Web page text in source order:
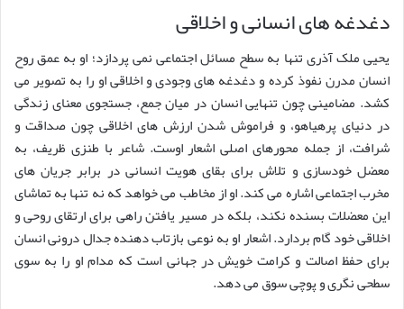
دغدغه های انسانی و اخلاقی
یحیی ملک آذری تنها به سطح مسائل اجتماعی نمی پردازد؛ او به عمق روح
انسان مدرن نفوذ کرده و دغدغه های وجودی و اخلاقی او را به تصویر می
کشد. مضامینی چون تنهایی انسان در میان جمع، جستجوی معنای زندگی
در دنیای پرهیاهو، و فراموش شدن ارزش های اخلاقی چون صداقت و
شرافت، از جمله محورهای اصلی اشعار اوست. شاعر با طنزی ظریف، به
معضل خودسازی و تلاش برای بقای هویت انسانی در برابر جریان های
مخرب اجتماعی اشاره می کند. او از مخاطب می خواهد که نه تنها به تماشای
این معضلات بسنده نکند، بلکه در مسیر یافتن راهی برای ارتقای روحی و
اخلاقی خود گام بردارد. اشعار او به نوعی بازتاب دهنده جدال درونی انسان
برای حفظ اصالت و کرامت خویش در جهانی است که مدام او را به سوی
سطحی نگری و پوچی سوق می دهد.